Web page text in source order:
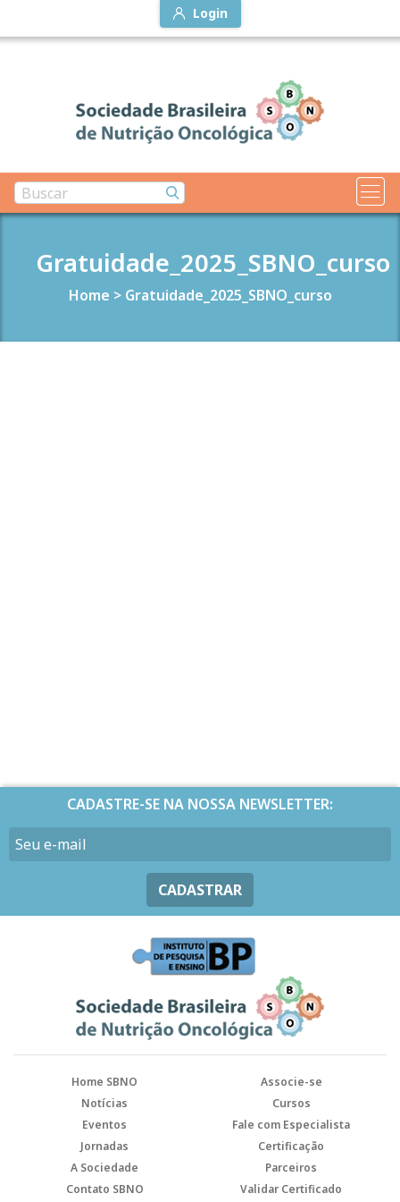
Login
Gratuidade_2025_SBNO_curso
Home > Gratuidade_2025_SBNO_curso
CADASTRE-SE NA NOSSA NEWSLETTER:
CADASTRAR
Home SBNO
Associe-se
Notícias
Cursos
Eventos
Fale com Especialista
Jornadas
Certificação
A Sociedade
Parceiros
Contato SBNO
Validar Certificado